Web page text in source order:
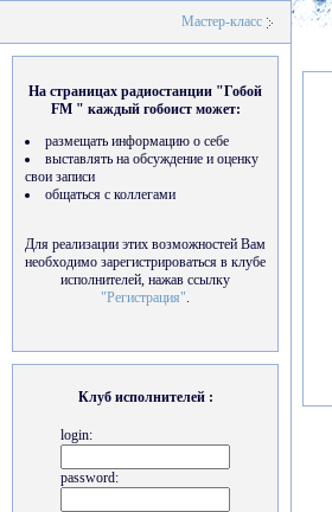
Мастер-класс
На страницах радиостанции "Гобой
FM " каждый гобоист может:
размещать информацию о себе
выставлять на обсуждение и оценку
свои записи
общаться с коллегами
Для реализации этих возможностей Вам
необходимо зарегистрироваться в клубе
исполнителей, нажав ссылку
"Регистрация".
Клуб исполнителей :
login:
password: